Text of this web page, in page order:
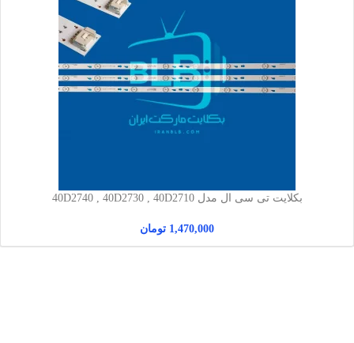
بکلایت تی سی ال مدل 40D2740 , 40D2730 , 40D2710
1,470,000 تومان